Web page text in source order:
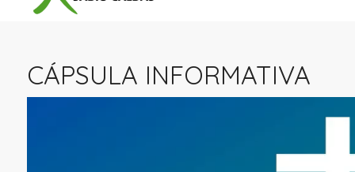
CÁPSULA INFORMATIVA